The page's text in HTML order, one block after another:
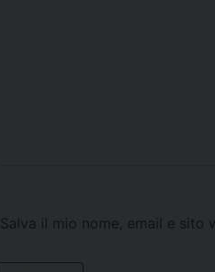
Salva il mio nome, email e sito